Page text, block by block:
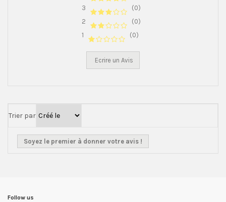
3
(0)
2
(0)
1
(0)
Ecrire un Avis
Trier par
Soyez le premier à donner votre avis !
Follow us